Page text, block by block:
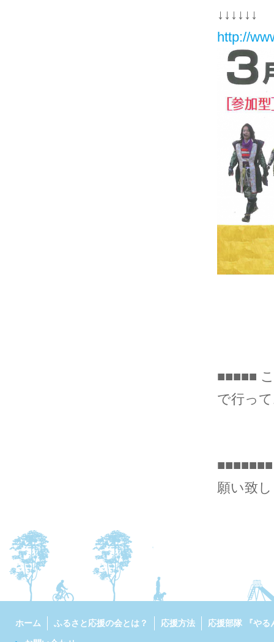
↓↓↓↓↓↓
http://
■■■■■
で行っ
願い致
ホーム ふるさと応援の会とは？ 応援方法 応援部隊 『やる